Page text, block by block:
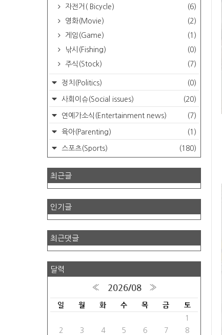
자전거( Bicycle)
(6)
영화(Movie)
(2)
게임(Game)
(1)
낚시(Fishing)
(0)
주식(Stock)
(7)
정치(Politics) (0)
사회이슈(Social issues) (20)
연예가소식(Entertainment news) (7)
육아(Parenting) (1)
스포츠(Sports) (180)
최근글
인기글
최근댓글
달력
« 2026/08 »
일 월 화 수 목 금 토
1
2
3 4 5 6 7
8